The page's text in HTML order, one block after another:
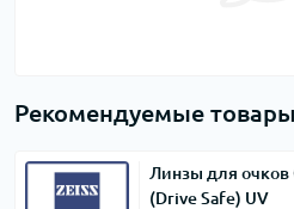
Рекомендуемые товары
Линзы для очков
(Drive Safe) UV